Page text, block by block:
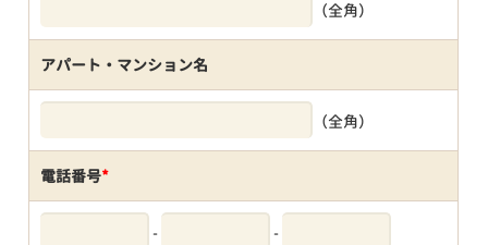
（全角）
アパート・マンション名
（全角）
電話番号*
- -